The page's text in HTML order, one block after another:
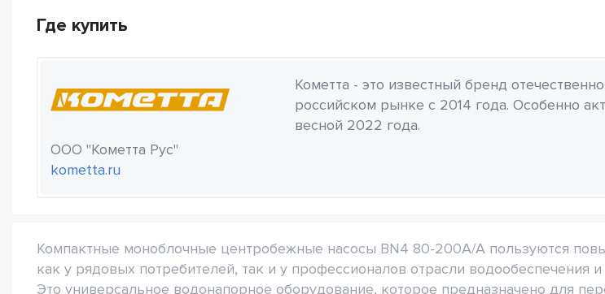
Где купить
ООО "Кометта Рус"
kometta.ru
Кометта - это известный бренд
российском рынке с 2014 года. Особенно
весной 2022 года.
Компактные моноблочные центробежные насосы BN4 80-200A/A пользуются
как у рядовых потребителей, так и у профессионалов отрасли водообеспечения
Это универсальное водонапорное оборудование, которое предназначено для